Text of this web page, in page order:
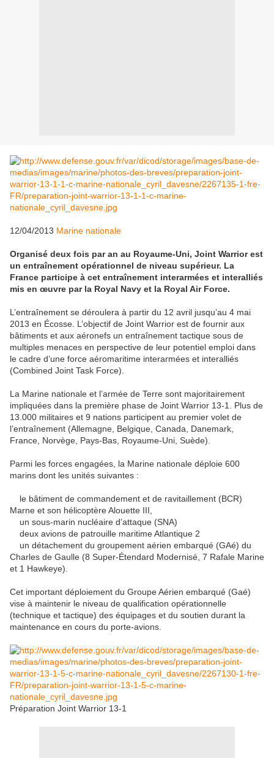
12/04/2013 Marine nationale
Organisé deux fois par an au Royaume-Uni, Joint Warrior est
un entraînement opérationnel de niveau supérieur. La
France participe à cet entraînement interarmées et interalliés
mis en œuvre par la Royal Navy et la Royal Air Force.
L’entraînement se déroulera à partir du 12 avril jusqu’au 4 mai
2013 en Écosse. L’objectif de Joint Warrior est de fournir aux
bâtiments et aux aéronefs un entraînement tactique sous de
multiples menaces en perspective de leur potentiel emploi dans
le cadre d’une force aéromaritime interarmées et interalliés
(Combined Joint Task Force).
La Marine nationale et l’armée de Terre sont majoritairement
impliquées dans la première phase de Joint Warrior 13-1. Plus de
13.000 militaires et 9 nations participent au premier volet de
l’entraînement (Allemagne, Belgique, Canada, Danemark,
France, Norvège, Pays-Bas, Royaume-Uni, Suède).
Parmi les forces engagées, la Marine nationale déploie 600
marins dont les unités suivantes :
le bâtiment de commandement et de ravitaillement (BCR)
Marne et son hélicoptère Alouette III,
un sous-marin nucléaire d’attaque (SNA)
deux avions de patrouille maritime Atlantique 2
un détachement du groupement aérien embarqué (GAé) du
Charles de Gaulle (8 Super-Étendard Modernisé, 7 Rafale Marine
et 1 Hawkeye).
Cet important déploiement du Groupe Aérien embarqué (Gaé)
vise à maintenir le niveau de qualification opérationnelle
(technique et tactique) des équipages et du soutien durant la
maintenance en cours du porte-avions.
Préparation Joint Warrior 13-1